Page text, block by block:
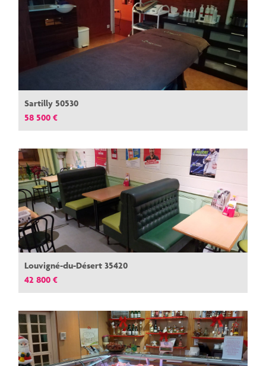
Sartilly 50530
58 500 €
Louvigné-du-Désert 35420
42 800 €